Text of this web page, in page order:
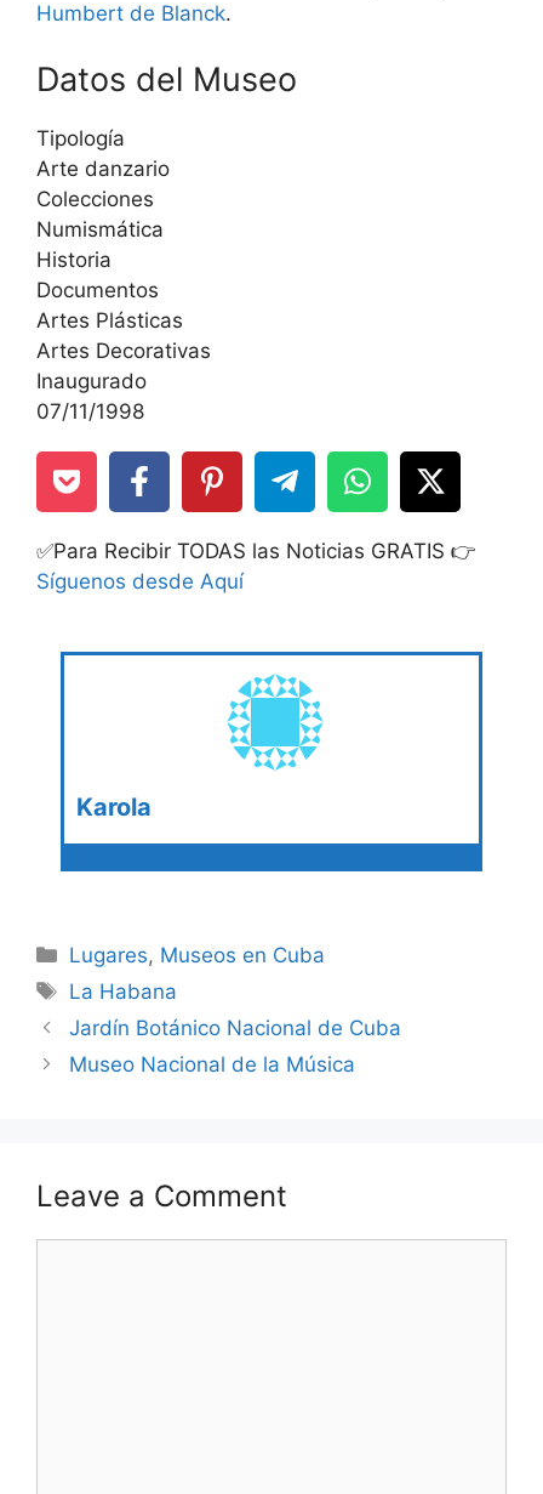
Humbert de Blanck.
Datos del Museo
Tipología
Arte danzario
Colecciones
Numismática
Historia
Documentos
Artes Plásticas
Artes Decorativas
Inaugurado
07/11/1998
✅Para Recibir TODAS las Noticias GRATIS 👉
Síguenos desde Aquí
Karola
Categories
Lugares, Museos en Cuba
Tags
La Habana
Jardín Botánico Nacional de Cuba
Museo Nacional de la Música
Leave a Comment